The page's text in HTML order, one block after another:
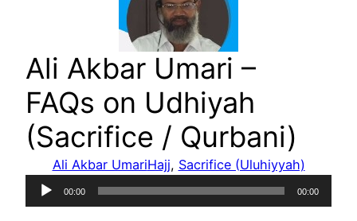
Ali Akbar Umari –
FAQs on Udhiyah
(Sacrifice / Qurbani)
Ali Akbar UmariHajj, Sacrifice (Uluhiyyah)
Audio
Player
00:00 00:00